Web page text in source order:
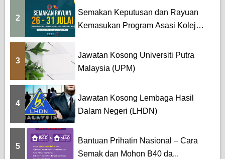
2
Semakan Keputusan dan Rayuan
Kemasukan Program Asasi Kolej
3
Jawatan Kosong Universiti Putra
Malaysia (UPM)
4
Jawatan Kosong Lembaga Hasil
Dalam Negeri (LHDN)
5
Bantuan Prihatin Nasional – Cara
Semak dan Mohon B40 da...